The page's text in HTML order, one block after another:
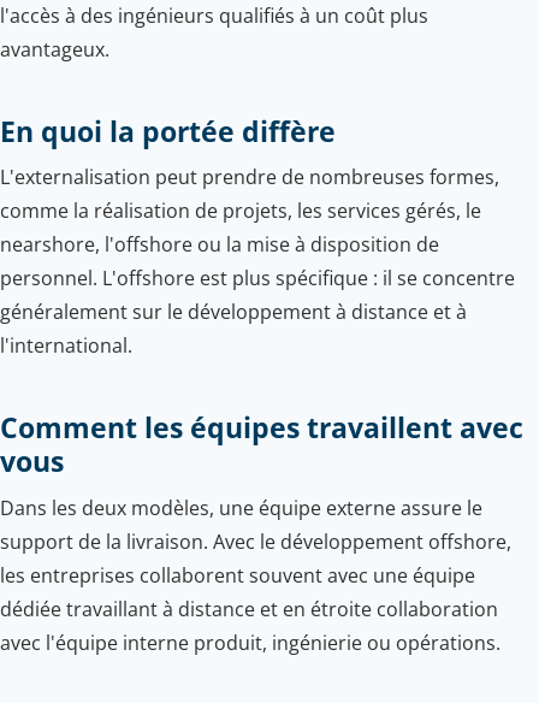
l'accès à des ingénieurs qualifiés à un coût plus
avantageux.
En quoi la portée diffère
L'externalisation peut prendre de nombreuses formes,
comme la réalisation de projets, les services gérés, le
nearshore, l'offshore ou la mise à disposition de
personnel. L'offshore est plus spécifique : il se concentre
généralement sur le développement à distance et à
l'international.
Comment les équipes travaillent avec
vous
Dans les deux modèles, une équipe externe assure le
support de la livraison. Avec le développement offshore,
les entreprises collaborent souvent avec une équipe
dédiée travaillant à distance et en étroite collaboration
avec l'équipe interne produit, ingénierie ou opérations.